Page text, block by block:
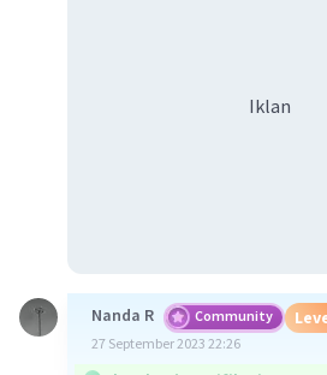
Iklan
Nanda R Community
27 September 2023 22:26